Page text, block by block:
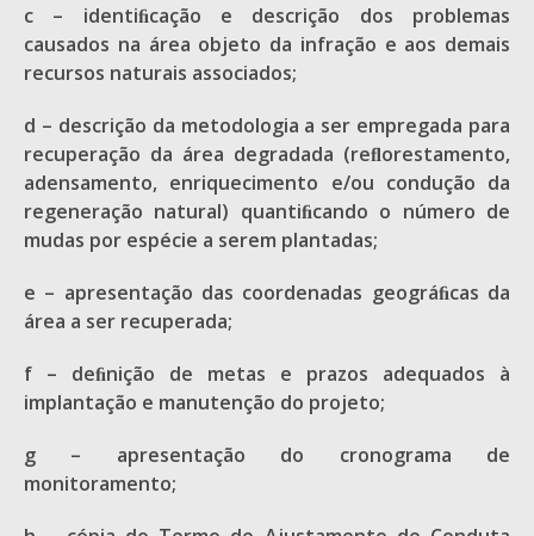
c – identiﬁcação e descrição dos problemas
causados na área objeto da infração e aos demais
recursos naturais associados;
d – descrição da metodologia a ser empregada para
recuperação da área degradada (reﬂorestamento,
adensamento, enriquecimento e/ou condução da
regeneração natural) quantiﬁcando o número de
mudas por espécie a serem plantadas;
e – apresentação das coordenadas geográﬁcas da
área a ser recuperada;
f – deﬁnição de metas e prazos adequados à
implantação e manutenção do projeto;
g – apresentação do cronograma de
monitoramento;